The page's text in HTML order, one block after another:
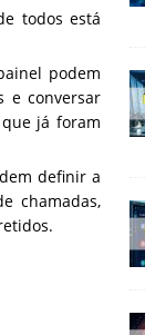
todos está
podem
e conversar
já foram
definir a
chamadas,